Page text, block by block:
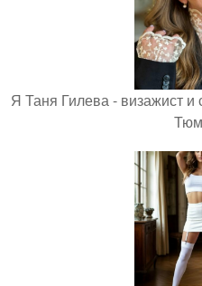
Я Таня Гилева - визажист и